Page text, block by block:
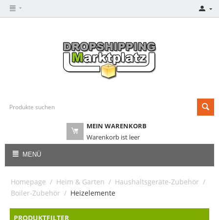
MEIN WARENKORB
Warenkorb ist leer
MENÜ
Homepage / Heim & Garten / Haushaltsgeräte-Zubehör /
Boiler-Zubehör / Heizelemente
PRODUKTFILTER